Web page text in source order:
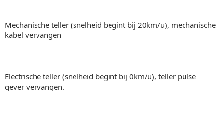
Mechanische teller (snelheid begint bij 20km/u), mechanische
kabel vervangen
Electrische teller (snelheid begint bij 0km/u), teller pulse
gever vervangen.